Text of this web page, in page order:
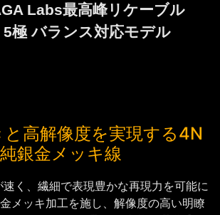
Labs最高峰リケーブル
極 バランス対応モデル
と高解像度を実現する4N
純銀金メッキ線
く、繊細で表現豊かな再現力を可能に
メッキ加工を施し、解像度の高い明瞭